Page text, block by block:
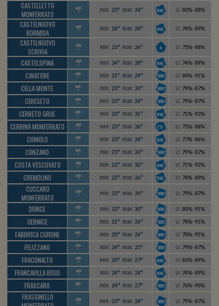
CASTELLETTO
MONFERRATO
min: 23° max: 24° U: 80%-88%
CASTELNUOVO
BORMIDA
min: 24° max: 28° U: 74%-89%
CASTELNUOVO
SCRIVIA
min: 23° max: 26° U: 75%-88%
CASTELSPINA min: 24° max: 28° U: 74%-89%
CAVATORE min: 21° max: 29° U: 80%-91%
CELLA MONTE min: 23° max: 24° U: 79%-87%
CERESETO min: 23° max: 24° U: 79%-87%
CERRETO GRUE min: 23° max: 31° U: 71%-92%
CERRINA MONFERRATO min: 23° max: 26° U: 75%-88%
CONIOLO min: 23° max: 24° U: 77%-86%
CONZANO min: 23° max: 24° U: 79%-87%
COSTA VESCOVATO min: 22° max: 30° U: 71%-92%
CREMOLINO min: 22° max: 26° U: 74%-89%
CUCCARO
MONFERRATO
min: 23° max: 24° U: 79%-87%
DENICE min: 22° max: 30° U: 80%-91%
DERNICE min: 21° max: 26° U: 78%-91%
FABBRICA CURONE min: 20° max: 26° U: 78%-91%
FELIZZANO min: 24° max: 25° U: 79%-87%
FRACONALTO min: 20° max: 27° U: 83%-89%
FRANCAVILLA BISIO min: 24° max: 28° U: 74%-89%
FRASCARO min: 24° max: 27° U: 76%-90%
FRASSINELLO
min: 23° max: 24° U: 79%-87%